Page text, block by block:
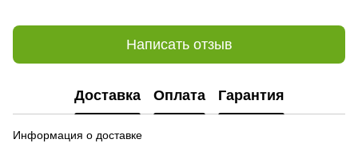
Написать отзыв
Доставка Оплата Гарантия
Информация о доставке